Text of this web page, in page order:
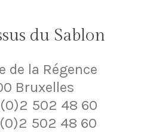
du Sablon
de la Régence
Bruxelles
502 48 60
502 48 60